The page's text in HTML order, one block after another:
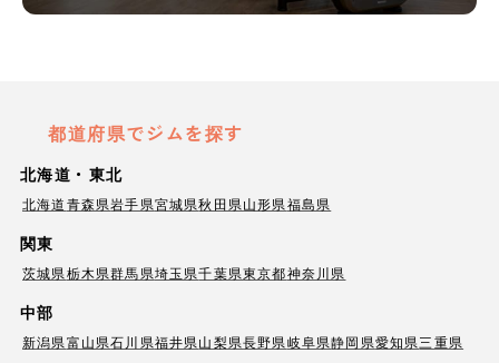
都道府県でジムを探す
北海道・東北
北海道青森県岩手県宮城県秋田県山形県福島県
関東
茨城県栃木県群馬県埼玉県千葉県東京都神奈川県
中部
新潟県富山県石川県福井県山梨県長野県岐阜県静岡県愛知県三重県